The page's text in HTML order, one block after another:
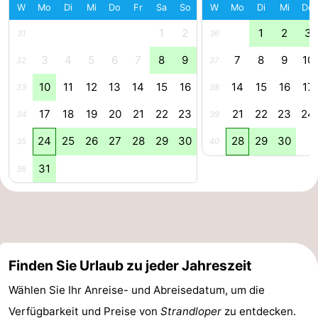
Leiden
Bollenstreek
Natur
Hollands
Noordwijk
Katwijk
Scheveningen
-
Schouwen-
W Mo Di Mi Do Fr Sa So
31 1 2
32 3 4 5 6 7 8 9
33 10 11 12 13 14 15 16
34 17 18 19 20 21 22 23
35 24 25 26 27 28 29 30
36 31
W Mo Di Mi Do
36 1 2 3
37 7 8 9 10
38 14 15 16 17
39 21 22 23 24
40 28 29 30
Finden Sie Urlaub zu jeder Jahreszeit
Wählen Sie Ihr Anreise- und Abreisedatum, um die
Verfügbarkeit und Preise von Strandloper zu entdecken.